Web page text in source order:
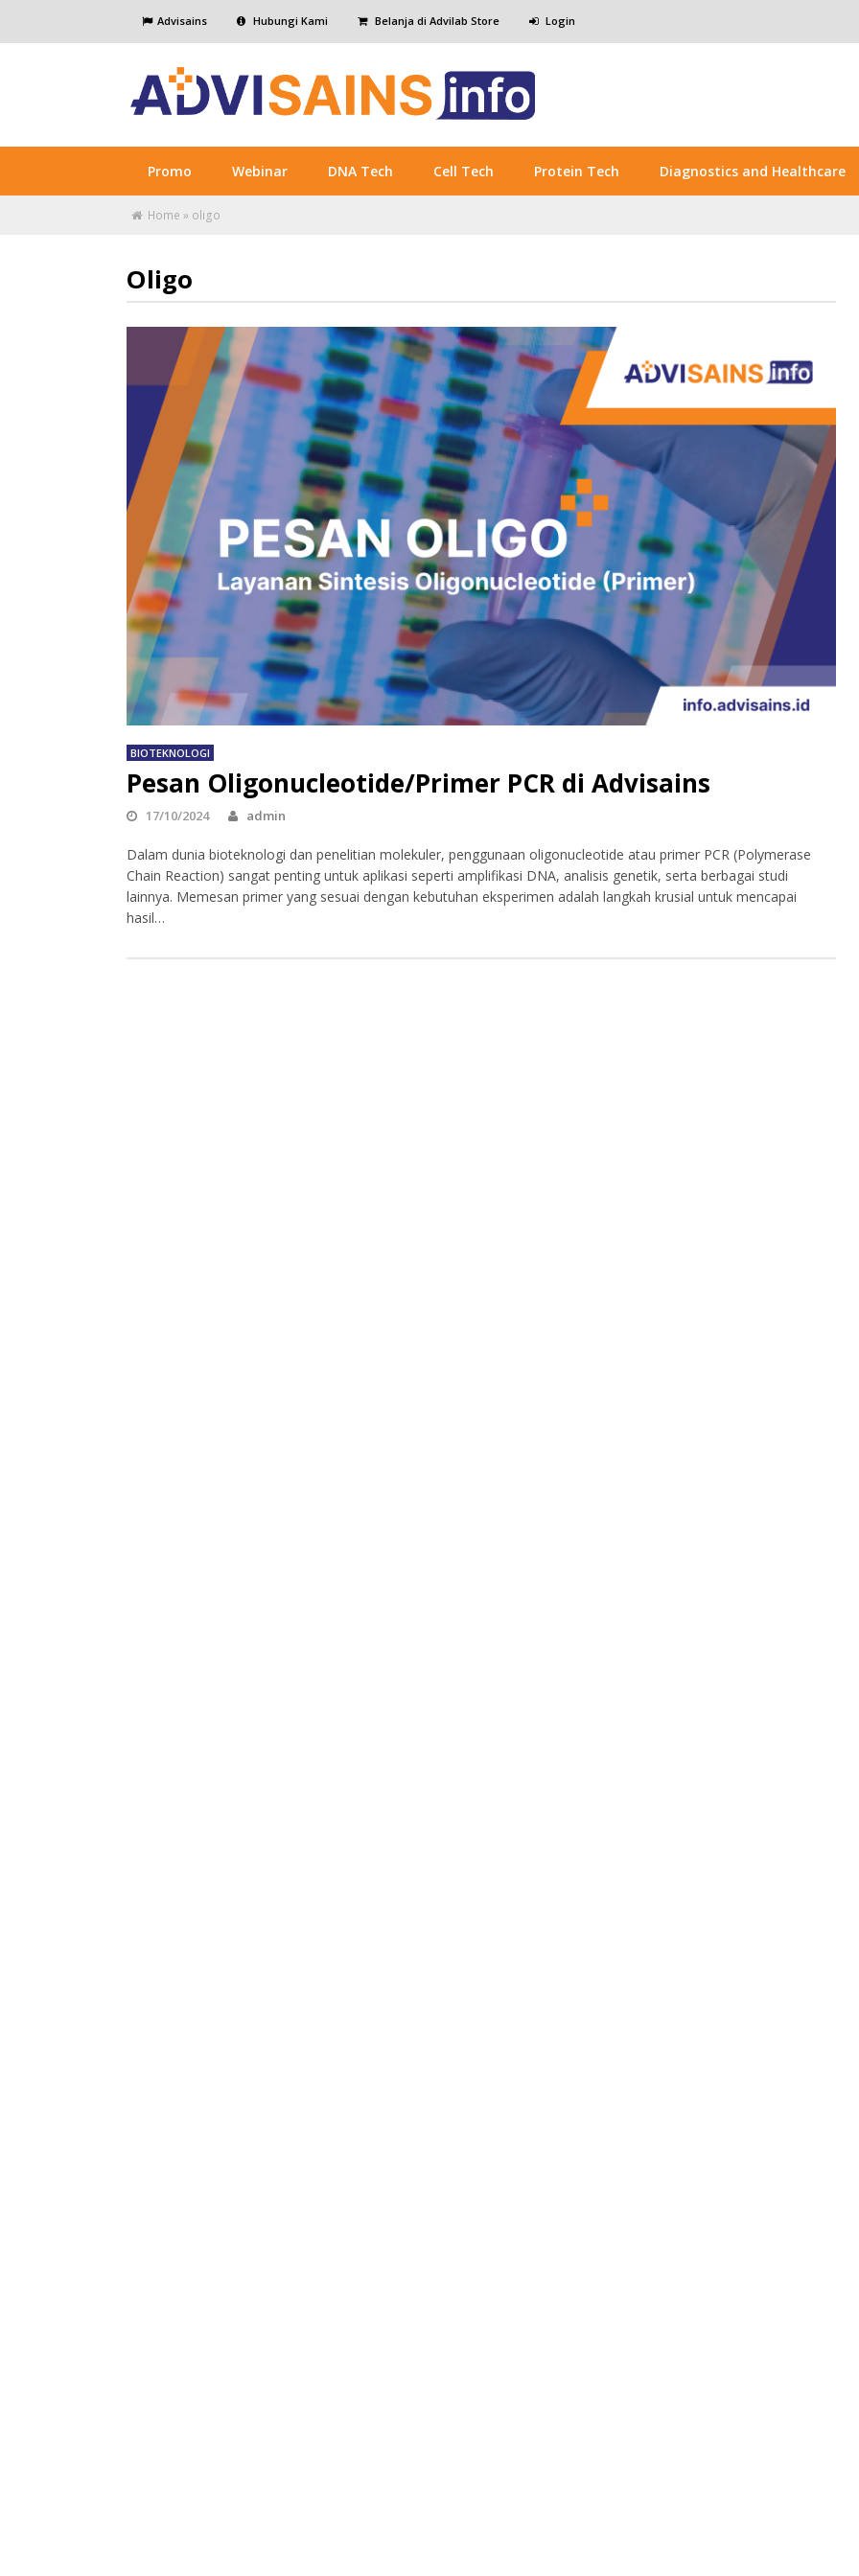
Advisains Hubungi Kami Belanja di Advilab Store Login
Promo Webinar DNA Tech Cell Tech Protein Tech Diagnostics and Healthcare
Home » oligo
Oligo
BIOTEKNOLOGI
Pesan Oligonucleotide/Primer PCR di Advisains
17/10/2024 admin
Dalam dunia bioteknologi dan penelitian molekuler, penggunaan oligonucleotide atau primer PCR (Polymerase
Chain Reaction) sangat penting untuk aplikasi seperti amplifikasi DNA, analisis genetik, serta berbagai studi
lainnya. Memesan primer yang sesuai dengan kebutuhan eksperimen adalah langkah krusial untuk mencapai
hasil…